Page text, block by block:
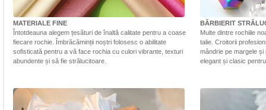
MATERIALE FINE
Întotdeauna alegem țesături de înaltă calitate pentru a coase
fiecare rochie. Îmbrăcăminții noștri folosesc o abilitate
sofisticată pentru a vă face rochia cu culori vibrante, texturi
abundente și să fie strălucitoare.
BĂRBIERIT
Multe dintre rochiile
talie. Croitorii
mândrie pe margele
elegant și clasic